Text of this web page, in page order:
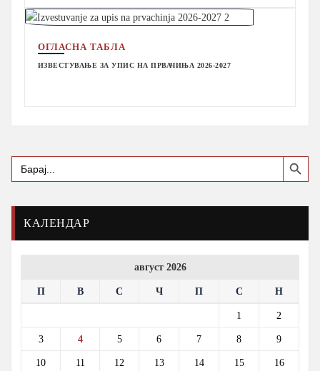
ОГЛАСНА ТАБЛА
ИЗВЕСТУВАЊЕ ЗА УПИС НА ПРВАЧИЊА 2026-2027
Search
for:
Search Button
КАЛЕНДАР
август 2026
П В С Ч П С Н
1 2
3 4 5 6 7 8 9
10 11 12 13 14 15 16